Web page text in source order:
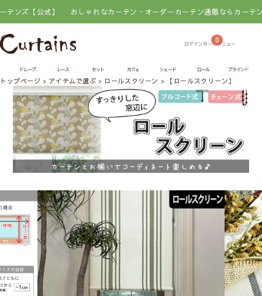
式】 おしゃれなカーテン・オーダーカーテン通販ならカーテンズ【公式
0
ドレープ レース セット カフェ シェード ロール ブラインド
トップページ アイテムで選ぶ ロールスクリーン 【ロールスクリーン】オリーブ